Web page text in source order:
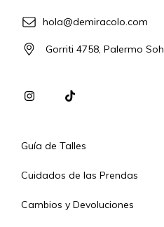
hola@demiracolo.com
Gorriti 4758, Palermo
Guía de Talles
Cuidados de las Prendas
Cambios y Devoluciones